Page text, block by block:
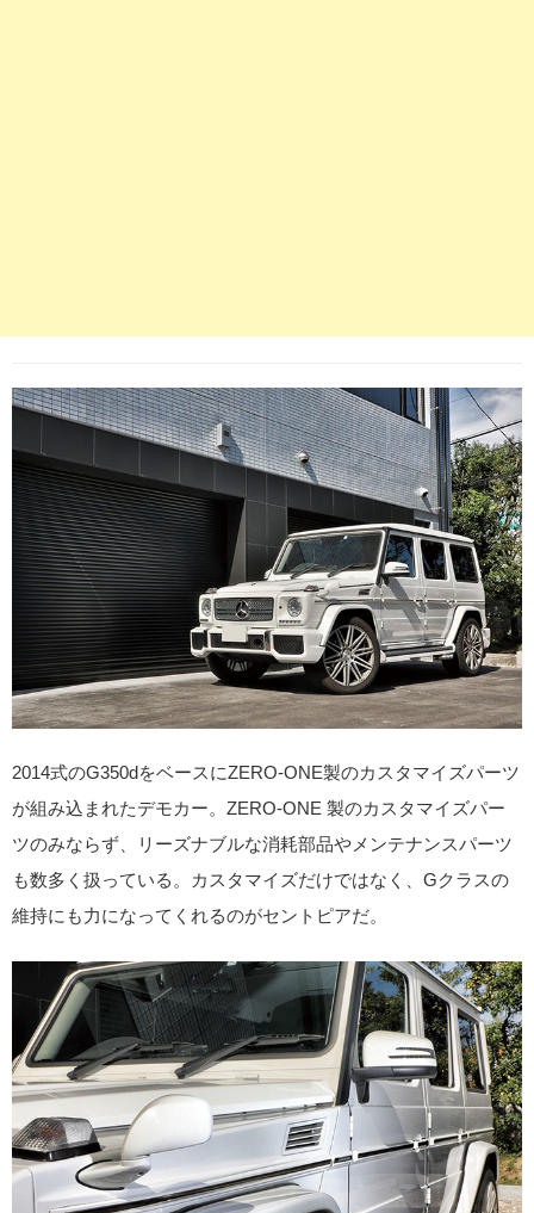
2014式のG350dをベースにZERO-ONE製のカスタマイズパーツ
が組み込まれたデモカー。ZERO-ONE 製のカスタマイズパー
ツのみならず、リーズナブルな消耗部品やメンテナンスパーツ
も数多く扱っている。カスタマイズだけではなく、Gクラスの
維持にも力になってくれるのがセントピアだ。